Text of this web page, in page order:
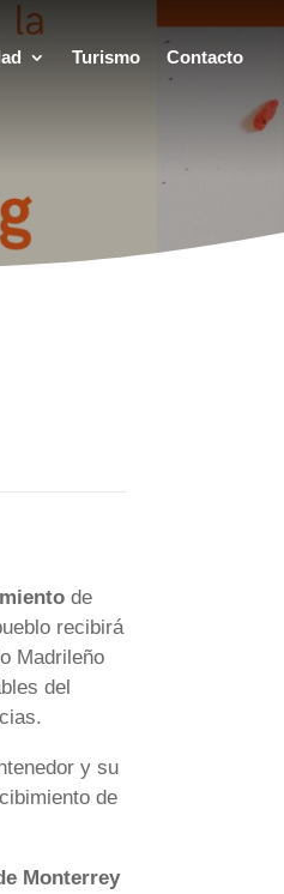
Turismo Contacto
de
recibirá
Madrileño
del
y su
de
Monterrey